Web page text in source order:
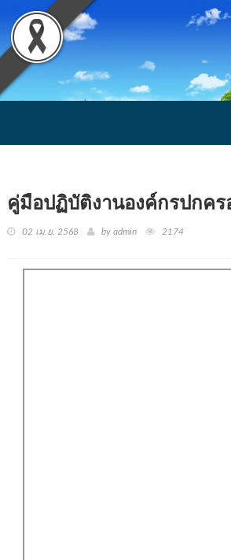
คู่มือปฏิบัติงานองค์กรปกคร
02 เม.ย. 2568 by admin 2174